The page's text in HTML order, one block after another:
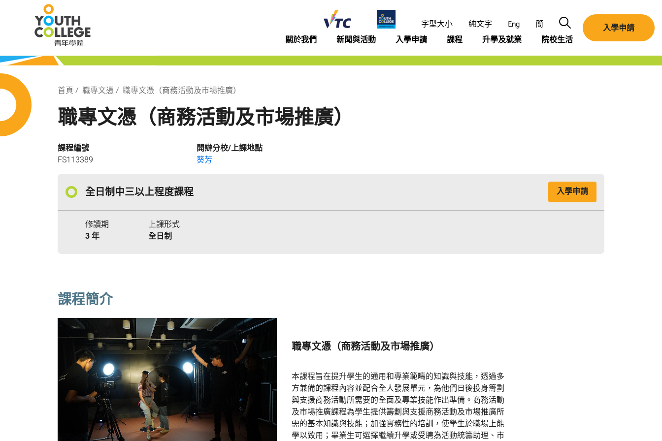
青年學院
字型大小 純文字 Eng 簡
搜尋
關於我們
新聞與活動 入學申請 課程 升學及就業 院校生活
入學申請
Breadcrumb
首頁 職專文憑 職專文憑（商務活動及市場推廣）
職專文憑（商務活動及市場推廣）
課程編號
FS113389
開辦分校/上課地點
葵芳
全日制中三以上程度課程 入學申請
修讀期
3 年
上課形式
全日制
課程簡介
職專文憑（商務活動及市場推廣）
本課程旨在提升學生的通用和專業範疇的知識與技能，透過多
方兼備的課程內容並配合全人發展單元，為他們日後投身籌劃
與支援商務活動所需要的全面及專業技能作出準備。商務活動
及市場推廣課程為學生提供籌劃與支援商務活動及市場推廣所
需的基本知識與技能；加強實務性的培訓，使學生於職場上能
學以致用；畢業生可選擇繼續升學或受聘為活動統籌助理、市